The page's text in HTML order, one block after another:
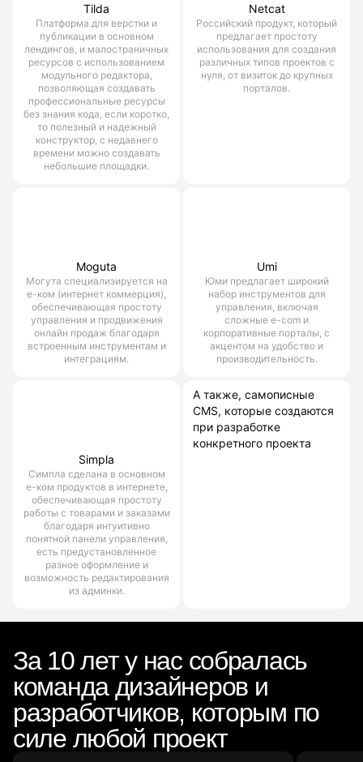
Tilda
Платформа для верстки и
публикации в основном
лендингов, и малостраничных
ресурсов с использованием
модульного редактора,
позволяющая создавать
профессиональные ресурсы
без знания кода, если коротко,
то полезный и надежный
конструктор, с недавнего
времени можно создавать
небольшие площадки.
Netcat
Российский продукт, который
предлагает простоту
использования для создания
различных типов проектов с
нуля, от визиток до крупных
порталов.
Moguta
Могута специализируется на
е-ком (интернет коммерция),
обеспечивающая простоту
управления и продвижения
онлайн продаж благодаря
встроенным инструментам и
интеграциям.
Umi
Юми предлагает широкий
набор инструментов для
управления, включая
сложные e-com и
корпоративные порталы, с
акцентом на удобство и
производительность.
Simpla
Симпла сделана в основном
е-ком продуктов в интернете,
обеспечивающая простоту
работы с товарами и заказами
благодаря интуитивно
понятной панели управления,
есть предустановленное
разное оформление и
возможность редактирования
из админки.
А также, самописные
CMS, которые создаются
при разработке
конкретного проекта
За 10 лет у нас собралась
команда дизайнеров и
разработчиков, которым по
силе любой проект